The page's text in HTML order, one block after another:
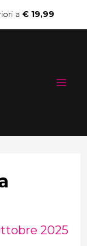
a € 19,99
2025